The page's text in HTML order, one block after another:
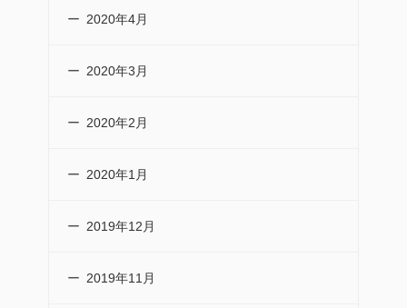
2020年4月
2020年3月
2020年2月
2020年1月
2019年12月
2019年11月